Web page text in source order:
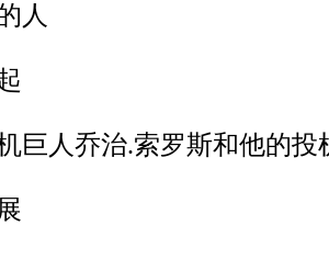
人
巨人乔治.索罗斯和他的投